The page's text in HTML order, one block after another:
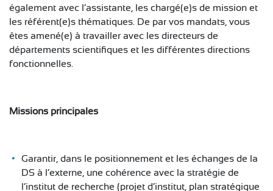
également avec l‘assistante, les chargé(e)s de mission et
les référent(e)s thématiques. De par vos mandats, vous
êtes amené(e) à travailler avec les directeurs de
départements scientifiques et les différentes directions
fonctionnelles.
Missions principales
Garantir, dans le positionnement et les échanges de la
DS à l’externe, une cohérence avec la stratégie de
l’institut de recherche (projet d’institut, plan stratégique